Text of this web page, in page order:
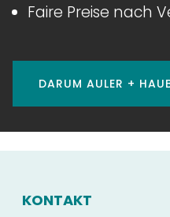
Faire Preise nach
DARUM AULER +
KONTAKT